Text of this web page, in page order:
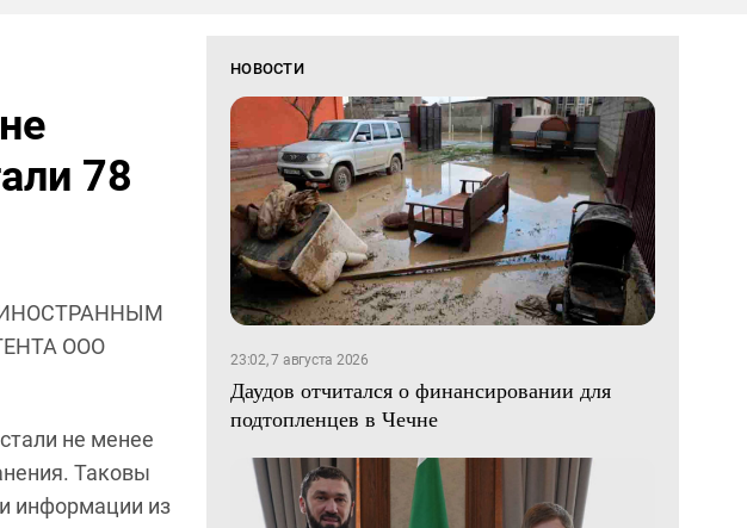
78
ООО
не менее
Таковы
информации из
НОВОСТИ
23:02, 7 августа 2026
Даудов отчитался о финансировании для
подтопленцев в Чечне